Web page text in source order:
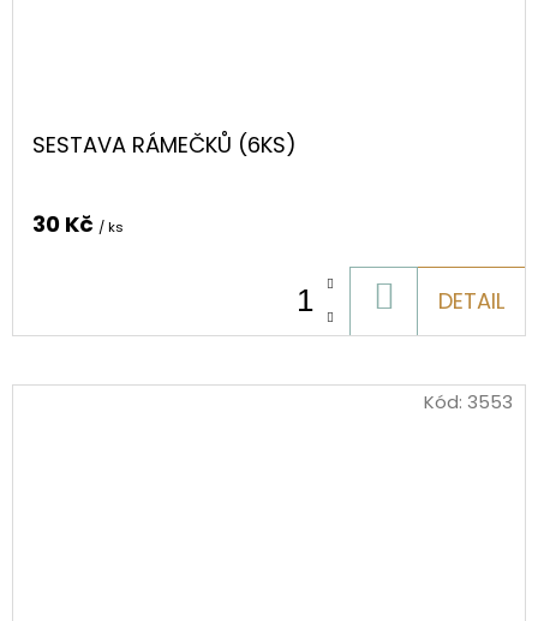
SESTAVA RÁMEČKŮ (6KS)
30 Kč / ks
KOŠÍKU
DETAIL
Kód: 3553